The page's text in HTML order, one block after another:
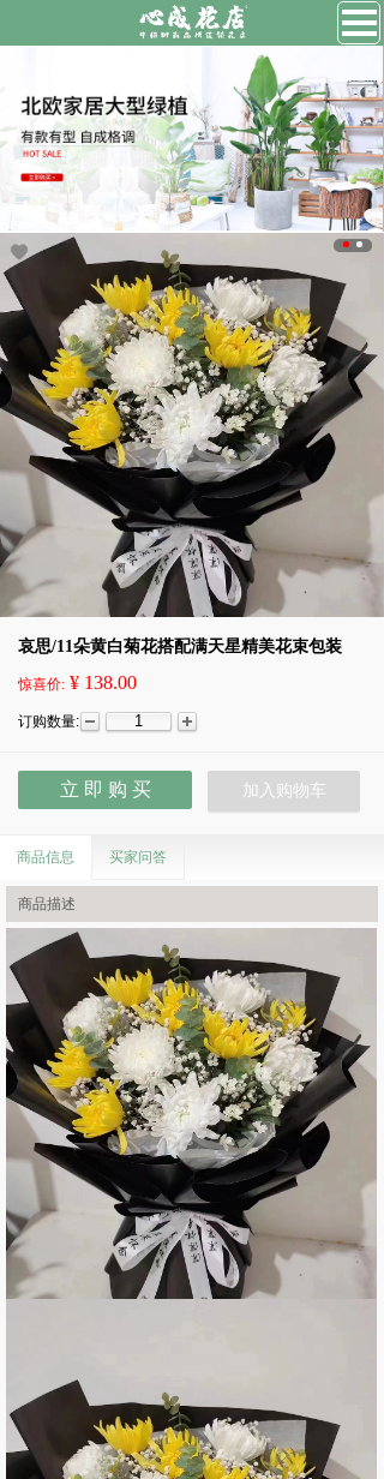
哀思/11朵黄白菊花搭配满天星精美花束包装
惊喜价: ¥ 138.00
订购数量:
立 即 购 买 加入购物车
商品信息 买家问答
商品描述